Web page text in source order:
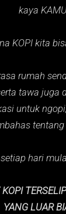
kaya
KOPI kita
rumah
tawa juga
untuk
hari
YANG LUAR